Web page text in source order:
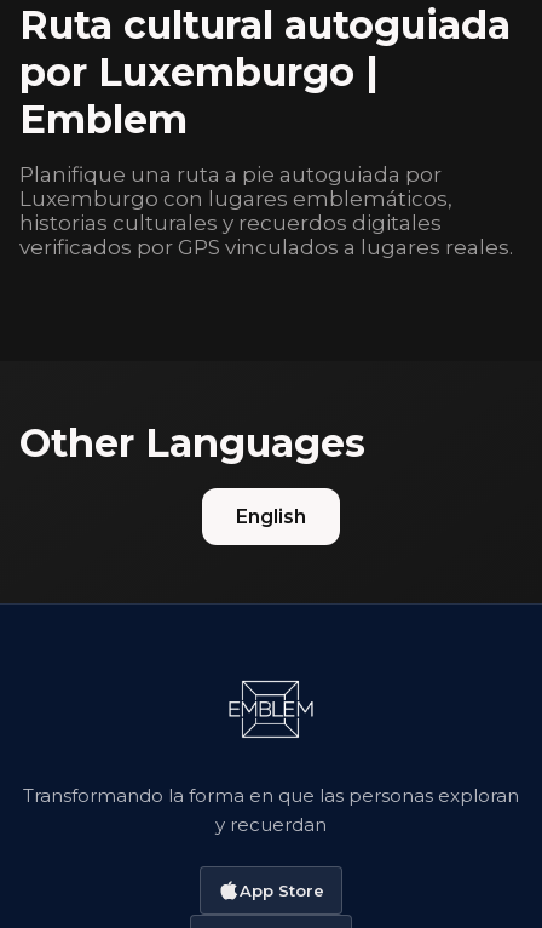
Ruta cultural autoguiada
por Luxemburgo |
Emblem
Planifique una ruta a pie autoguiada por
Luxemburgo con lugares emblemáticos,
historias culturales y recuerdos digitales
verificados por GPS vinculados a lugares reales.
Other Languages
English
Transformando la forma en que las personas exploran
y recuerdan
App Store